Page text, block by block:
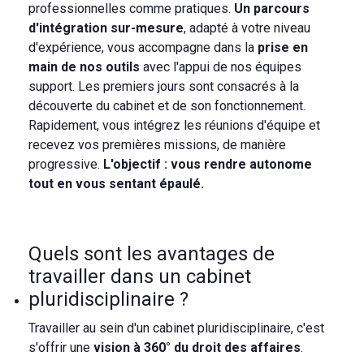
professionnelles comme pratiques. Un parcours
d'intégration sur-mesure, adapté à votre niveau
d'expérience, vous accompagne dans la prise en
main de nos outils avec l'appui de nos équipes
support. Les premiers jours sont consacrés à la
découverte du cabinet et de son fonctionnement.
Rapidement, vous intégrez les réunions d'équipe et
recevez vos premières missions, de manière
progressive. L'objectif : vous rendre autonome
tout en vous sentant épaulé.
Quels sont les avantages de
travailler dans un cabinet
pluridisciplinaire ?
Travailler au sein d'un cabinet pluridisciplinaire, c'est
s'offrir une vision à 360° du droit des affaires.